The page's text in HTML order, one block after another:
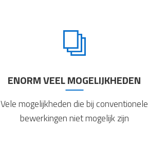
ENORM VEEL MOGELIJKHEDEN
Vele mogelijkheden die bij conventionele
bewerkingen niet mogelijk zijn